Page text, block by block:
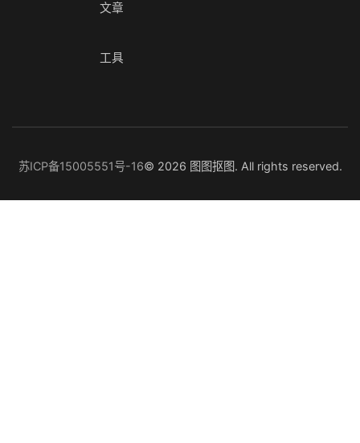
文章
工具
苏ICP备15005551号-16© 2026 图图抠图. All rights reserved.